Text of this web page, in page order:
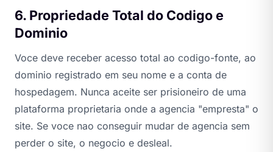
6. Propriedade Total do Codigo e
Dominio
Voce deve receber acesso total ao codigo-fonte, ao
dominio registrado em seu nome e a conta de
hospedagem. Nunca aceite ser prisioneiro de uma
plataforma proprietaria onde a agencia "empresta" o
site. Se voce nao conseguir mudar de agencia sem
perder o site, o negocio e desleal.